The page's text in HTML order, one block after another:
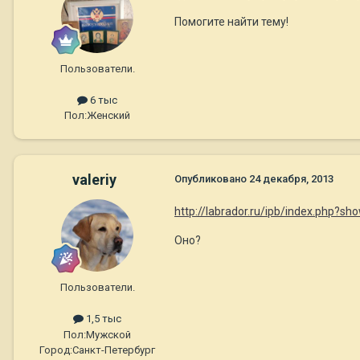
Пользователи.
6 тыс
Пол:Женский
Помогите найти тему!
valeriy
Пользователи.
1,5 тыс
Пол:Мужской
Город:Санкт-Петербург
Опубликовано 24 декабря, 2013
http://labrador.ru/ipb/
Оно?